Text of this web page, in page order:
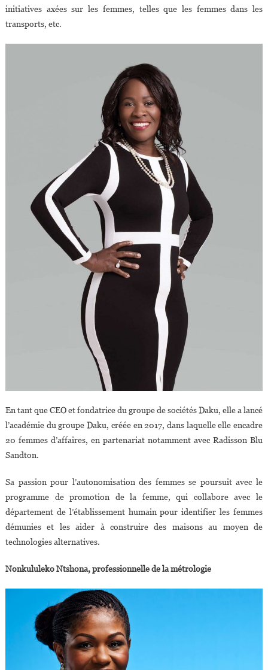
initiatives axées sur les femmes, telles que les femmes dans les
transports, etc.
En tant que CEO et fondatrice du groupe de sociétés Daku, elle a lancé
l’académie du groupe Daku, créée en 2017, dans laquelle elle encadre
20 femmes d’affaires, en partenariat notamment avec Radisson Blu
Sandton.
Sa passion pour l’autonomisation des femmes se poursuit avec le
programme de promotion de la femme, qui collabore avec le
département de l’établissement humain pour identifier les femmes
démunies et les aider à construire des maisons au moyen de
technologies alternatives.
Nonkululeko Ntshona, professionnelle de la métrologie